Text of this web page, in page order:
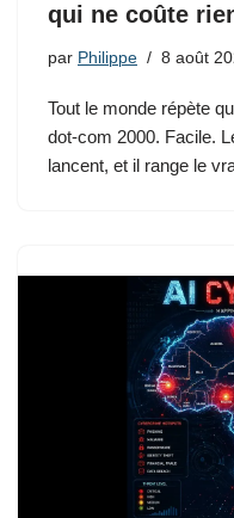
qui ne coûte
par Philippe 8 août
Tout le monde répète
dot-com 2000. Facile.
lancent, et il range le